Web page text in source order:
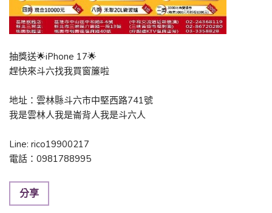
抽獎送🌟iPhone 17🌟
趕快來斗六找我買窗簾啦
地址：雲林縣斗六市中堅西路741號
我是雲林人我是崙背人我是斗六人
Line: rico19900217
電話：0981788995
分享